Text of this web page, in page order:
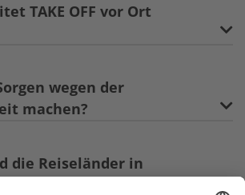
TAKE OFF vor Ort
wegen der
machen?
die Reiseländer in